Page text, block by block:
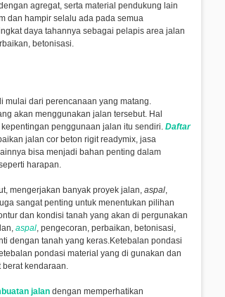
agregat, serta material pendukung lain
dan hampir selalu ada pada semua
daya tahannya sebagai pelapis area jalan
betonisasi.
mulai dari perencanaan yang matang.
akan menggunakan jalan tersebut. Hal
penggunaan jalan itu sendiri. Daftar
jalan cor beton rigit readymix, jasa
bisa menjadi bahan penting dalam
harapan.
mengerjakan banyak proyek jalan, aspal,
sangat penting untuk menentukan pilihan
dan kondisi tanah yang akan di pergunakan
aspal, pengecoran, perbaikan, betonisasi,
dengan tanah yang keras.Ketebalan pondasi
pondasi material yang di gunakan dan
berat kendaraan.
jalan dengan memperhatikan